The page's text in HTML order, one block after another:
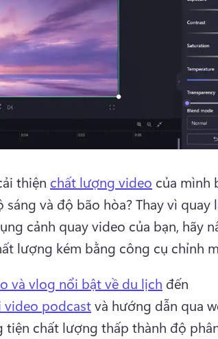
thiện chất lượng video của mình
sáng và độ bão hòa? Thay vì quay
cảnh quay video của bạn, hãy
lượng kém bằng công cụ chỉnh
và vlog nổi bật về du lịch đến
video podcast và hướng dẫn qua
tiện chất lượng thấp thành độ